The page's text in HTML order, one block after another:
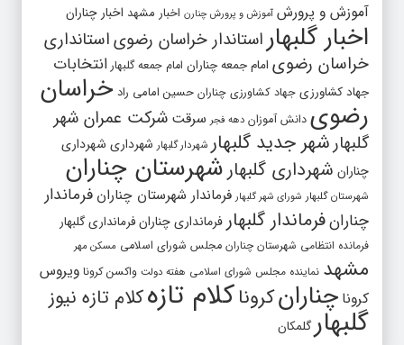
آموزش و پرورش آموزش و پرورش چنارن اخبار مشهد اخبار چناران
اخبار گلبهار استاندار خراسان رضویاستانداری
خراسان رضوی امام جمعه چناران امام جمعه گلبهار انتخابات
جهاد کشاورزی جهاد کشاورزی چناران حسین امامی راد خراسان
رضوی دانش آموزان دهه فجر سرقت شرکت عمران شهر
گلبهار شهر جدید گلبهار شهردار گلبهار شهرداری شهرداری
چناران شهرداری گلبهار شهرستان چناران
شهرستان گلبهار شورای شهر گلبهار فرماندار شهرستان چناران فرماندار
چنارانفرماندار گلبهار فرمانداری چنارانفرمانداری گلبهار
فرمانده انتظامی شهرستان چناران مجلس شورای اسلامی مسکن مهر
مشهد نماینده مجلس شورای اسلامی هفته دولت واکسن کرونا ویروس
کرونا چنارانکروناکلام تازهکلام تازه نیوز
گلبهار گلمکان